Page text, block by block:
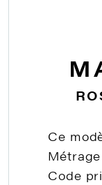
Ce
Code